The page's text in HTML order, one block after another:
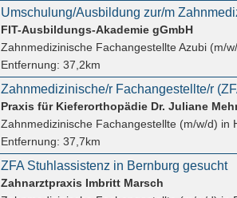
FIT-Ausbildungs-Akademie gGmbH
Zahnmedizinische Fachangestellte Azubi (m/
Entfernung: 37,2km
Praxis für Kieferorthopädie Dr. Juliane
Zahnmedizinische Fachangestellte (m/w/d) in
Entfernung: 37,7km
ZFA Stuhlassistenz in Bernburg gesucht
Zahnarztpraxis Imbritt Marsch